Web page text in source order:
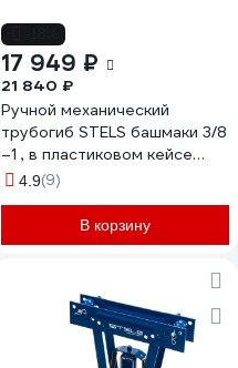
17 949 ₽
21 840 ₽
Ручной механический
трубогиб STELS башмаки 3/8
–1 , в пластиковом кейсе
18112
4.9(9)
В корзину